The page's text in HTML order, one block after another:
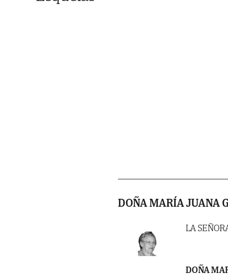
DOÑA MARÍA JUANA
LA
DOÑA